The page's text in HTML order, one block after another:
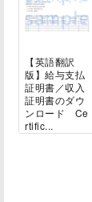
【英語翻訳
版】給与支払
証明書／収入
証明書のダウ
ンロード Ce
rtific...